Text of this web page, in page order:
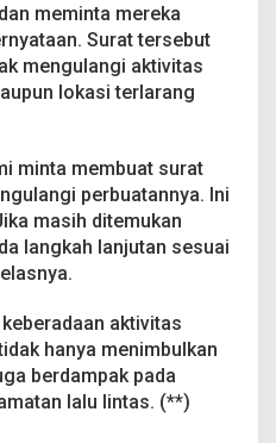
meminta mereka
Surat tersebut
mengulangi aktivitas
lokasi terlarang
minta membuat surat
perbuatannya. Ini
masih ditemukan
langkah lanjutan sesuai
aktivitas
hanya menimbulkan
berdampak pada
lalu lintas. (**)